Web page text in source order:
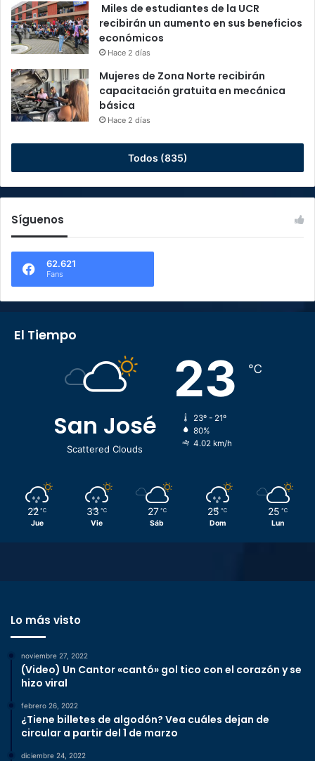
Miles de estudiantes de la UCR
recibirán un aumento en sus beneficios
económicos
Hace 2 días
Mujeres de Zona Norte recibirán
capacitación gratuita en mecánica
básica
Hace 2 días
Todos (835)
Síguenos
62.621
Fans
El Tiempo
San José
Scattered Clouds
23 ℃
23º - 21º
80%
4.02 km/h
22 ℃
Jue
33 ℃
Vie
27 ℃
Sáb
25 ℃
Dom
25 ℃
Lun
Lo más visto
noviembre 27, 2022
(Video) Un Cantor «cantó» gol tico con el corazón y se
hizo viral
febrero 26, 2022
¿Tiene billetes de algodón? Vea cuáles dejan de
circular a partir del 1 de marzo
diciembre 24, 2022